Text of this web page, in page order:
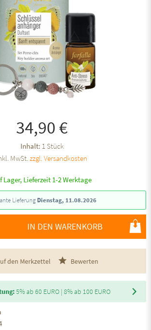
34,90 €
Inhalt: 1 Stück
MwSt.zzgl. Versandkosten
Lager, Lieferzeit 1-2 Werktage
Lieferung Dienstag, 11.08.2026
IN DEN WARENKORB
den Merkzettel Bewerten
5% ab 60 EURO | 8% ab 100 EURO